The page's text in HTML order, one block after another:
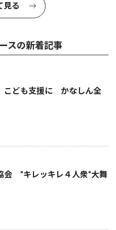
見る
スの新着記事
こども支援に かなしん全
会 "キレッキレ４人衆"大舞